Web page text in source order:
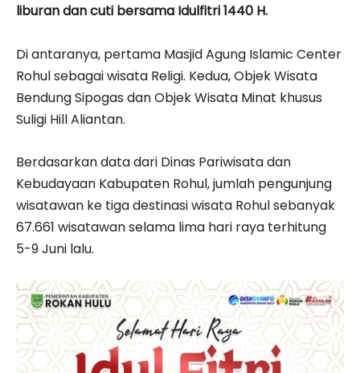
liburan dan cuti bersama Idulfitri 1440 H.
Di antaranya, pertama Masjid Agung Islamic Center
Rohul sebagai wisata Religi. Kedua, Objek Wisata
Bendung Sipogas dan Objek Wisata Minat khusus
Suligi Hill Aliantan.
Berdasarkan data dari Dinas Pariwisata dan
Kebudayaan Kabupaten Rohul, jumlah pengunjung
wisatawan ke tiga destinasi wisata Rohul sebanyak
67.661 wisatawan selama lima hari raya terhitung
5-9 Juni lalu.